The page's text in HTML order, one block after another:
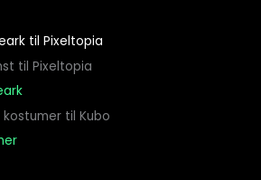
til Pixeltopia